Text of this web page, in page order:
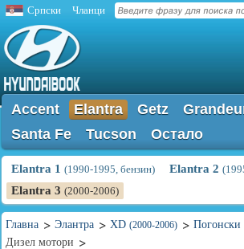
Српски Чланци
Accent Elantra Getz
Santa Fe
Tucson Остало
Elantra 1 (1990-1995, бензин) Elantra 2
Elantra 3 (2000-2006)
Главна Элантра XD (2000-2006)
Погонски
Дизел мотори